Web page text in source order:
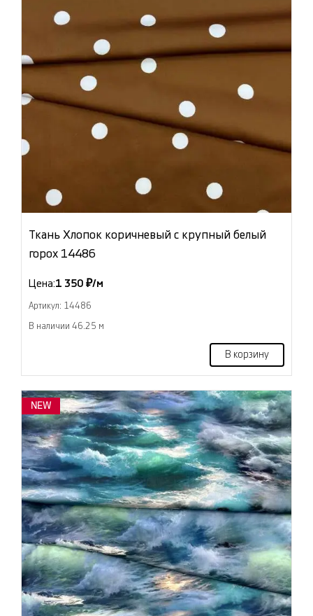
Ткань Хлопок коричневый с крупный белый
горох 14486
Цена:1 350 ₽/м
Артикул: 14486
В наличии 46.25 м
В корзину
NEW